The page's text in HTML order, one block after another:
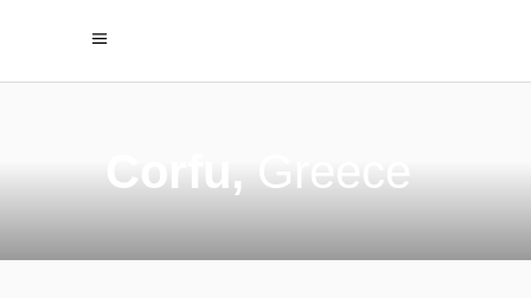
Corfu,Greece